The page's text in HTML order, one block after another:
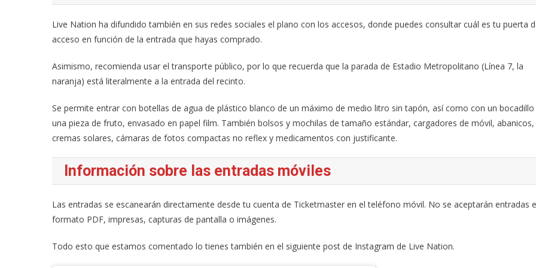
Live Nation ha difundido también en sus redes sociales el plano con los accesos, donde puedes consultar cuál es tu puerta
acceso en función de la entrada que hayas comprado.
Asimismo, recomienda usar el transporte público, por lo que recuerda que la parada de Estadio Metropolitano (Línea 7, la
naranja) está literalmente a la entrada del recinto.
Se permite entrar con botellas de agua de plástico blanco de un máximo de medio litro sin tapón, así como con un bocadillo
una pieza de fruto, envasado en papel film. También bolsos y mochilas de tamaño estándar, cargadores de móvil, abanicos,
cremas solares, cámaras de fotos compactas no reflex y medicamentos con justificante.
Información sobre las entradas móviles
Las entradas se escanearán directamente desde tu cuenta de Ticketmaster en el teléfono móvil. No se aceptarán entradas
formato PDF, impresas, capturas de pantalla o imágenes.
Todo esto que estamos comentado lo tienes también en el siguiente post de Instagram de Live Nation.